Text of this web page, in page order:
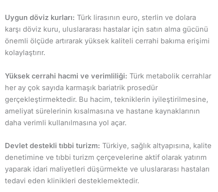
Uygun döviz kurları: Türk lirasının euro, sterlin ve dolara
karşı döviz kuru, uluslararası hastalar için satın alma gücünü
önemli ölçüde artırarak yüksek kaliteli cerrahi bakıma erişimi
kolaylaştırır.
Yüksek cerrahi hacmi ve verimliliği: Türk metabolik cerrahlar
her ay çok sayıda karmaşık bariatrik prosedür
gerçekleştirmektedir. Bu hacim, tekniklerin iyileştirilmesine,
ameliyat sürelerinin kısalmasına ve hastane kaynaklarının
daha verimli kullanılmasına yol açar.
Devlet destekli tıbbi turizm: Türkiye, sağlık altyapısına, kalite
denetimine ve tıbbi turizm çerçevelerine aktif olarak yatırım
yaparak idari maliyetleri düşürmekte ve uluslararası hastaları
tedavi eden klinikleri desteklemektedir.